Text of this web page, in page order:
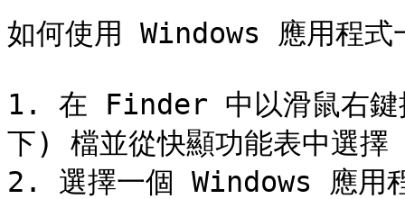
如何使用 Windows 應用程式
1. 在 Finder 中以滑鼠右
下) 檔並從快顯功能表中選
2. 選擇一個 Windows 應用